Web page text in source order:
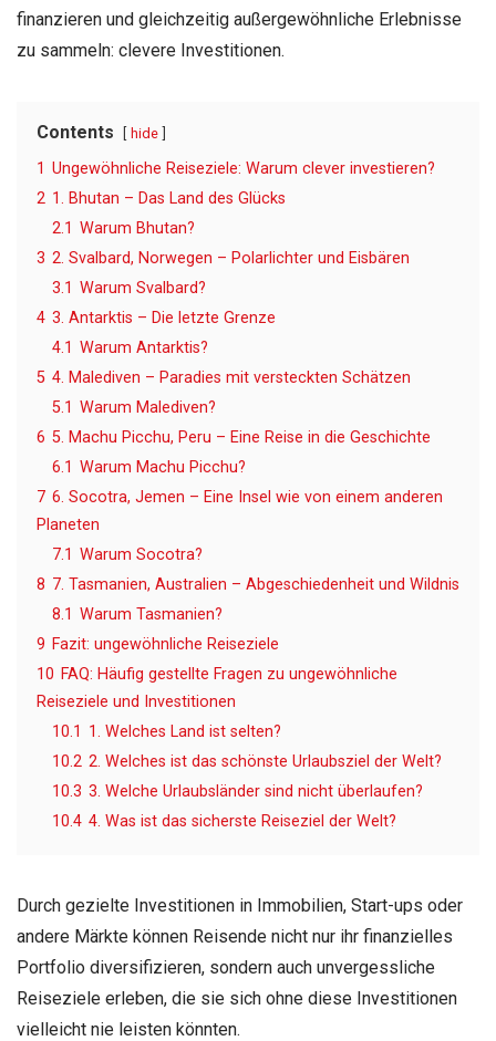
finanzieren und gleichzeitig außergewöhnliche Erlebnisse
zu sammeln: clevere Investitionen.
Contents hide
1 Ungewöhnliche Reiseziele: Warum clever investieren?
2 1. Bhutan – Das Land des Glücks
2.1 Warum Bhutan?
3 2. Svalbard, Norwegen – Polarlichter und Eisbären
3.1 Warum Svalbard?
4 3. Antarktis – Die letzte Grenze
4.1 Warum Antarktis?
5 4. Malediven – Paradies mit versteckten Schätzen
5.1 Warum Malediven?
6 5. Machu Picchu, Peru – Eine Reise in die Geschichte
6.1 Warum Machu Picchu?
7 6. Socotra, Jemen – Eine Insel wie von einem anderen
Planeten
7.1 Warum Socotra?
8 7. Tasmanien, Australien – Abgeschiedenheit und Wildnis
8.1 Warum Tasmanien?
9 Fazit: ungewöhnliche Reiseziele
10 FAQ: Häufig gestellte Fragen zu ungewöhnliche
Reiseziele und Investitionen
10.1 1. Welches Land ist selten?
10.2 2. Welches ist das schönste Urlaubsziel der Welt?
10.3 3. Welche Urlaubsländer sind nicht überlaufen?
10.4 4. Was ist das sicherste Reiseziel der Welt?
Durch gezielte Investitionen in Immobilien, Start-ups oder
andere Märkte können Reisende nicht nur ihr finanzielles
Portfolio diversifizieren, sondern auch unvergessliche
Reiseziele erleben, die sie sich ohne diese Investitionen
vielleicht nie leisten könnten.